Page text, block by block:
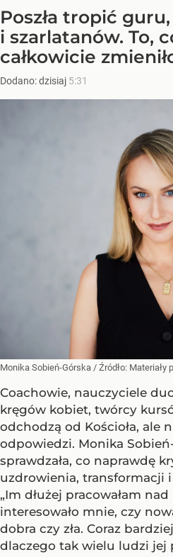
Poszła tropić
i szarlatanów. To,
całkowicie
Dodano:dzisiaj 5:31
Monika Sobień-Górska / Źródło: Materiały
Coachowie, nauczyciele
kręgów kobiet, twórcy
odchodzą od Kościoła, ale
odpowiedzi. Monika
sprawdzała, co naprawdę
uzdrowienia, transformacji
„Im dłużej pracowałam
interesowało mnie, czy
dobra czy zła. Coraz
dlaczego tak wielu ludzi jej